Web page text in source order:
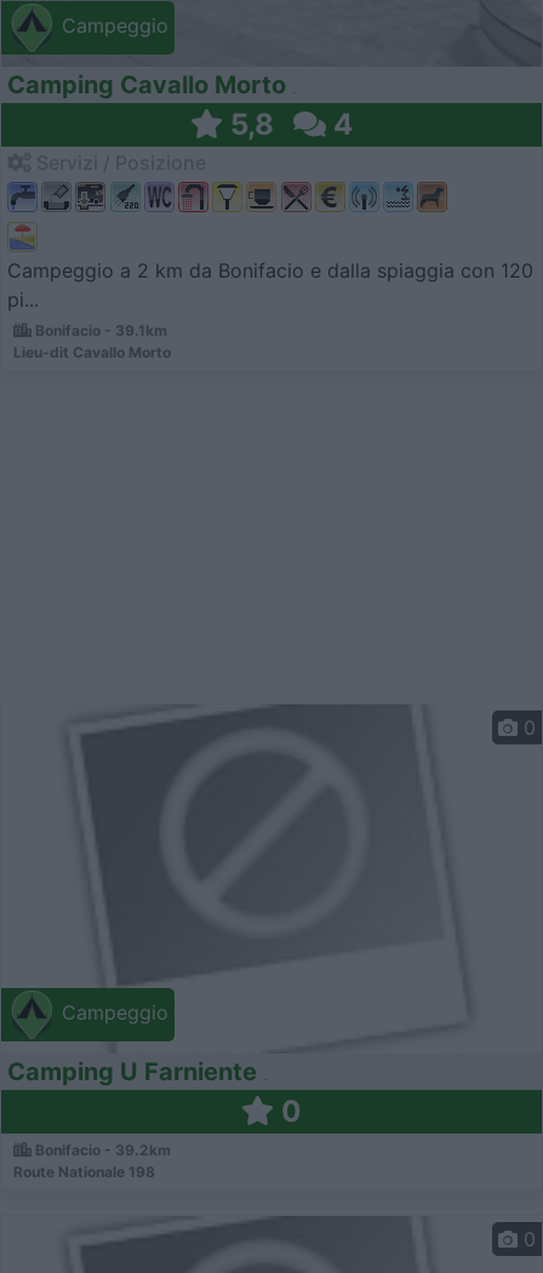
Campeggio
Camping Cavallo Morto
5,8 4
Campeggio a 2 km da Bonifacio e dalla spiaggia con 120
pi...
Bonifacio - 39.1km
Lieu-dit Cavallo Morto
Campeggio
0
Camping U Farniente
0
Bonifacio - 39.2km
Route Nationale 198
0